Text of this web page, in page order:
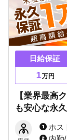
日給保証
1万円
【業界最高
も安心な永
ラスの広告
ホス